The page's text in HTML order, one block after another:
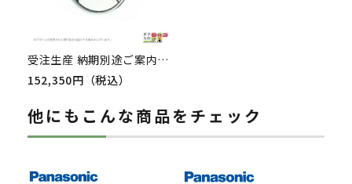
受注生産 納期別途ご案内 法人宛のみ宅配可 パナソニック 畜産用換気扇 NK-14FGC スマートファン 吊下タイプ インバーターファン バックガード付 Panasonic 牛舎 畜舎 扇風機
152,350円（税込）
他にもこんな商品をチェック